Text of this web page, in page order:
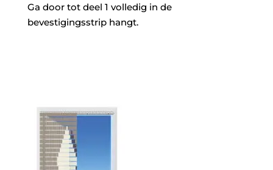
Ga door tot deel 1 volledig in de
bevestigingsstrip hangt.